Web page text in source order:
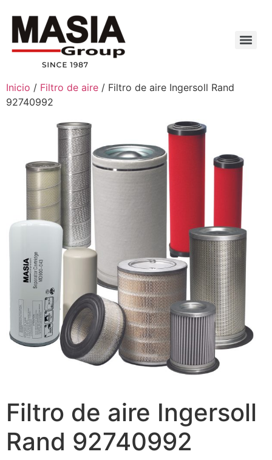
Inicio / Filtro de aire / Filtro de aire Ingersoll Rand
92740992
Filtro de aire Ingersoll
Rand 92740992